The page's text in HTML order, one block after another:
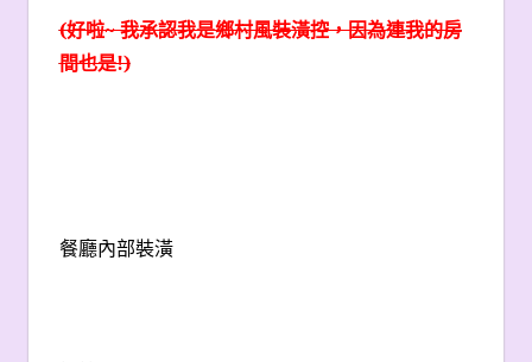
(好啦~ 我承認我是鄉村風裝潢控，因為連我的房
間也是!)
餐廳內部裝潢